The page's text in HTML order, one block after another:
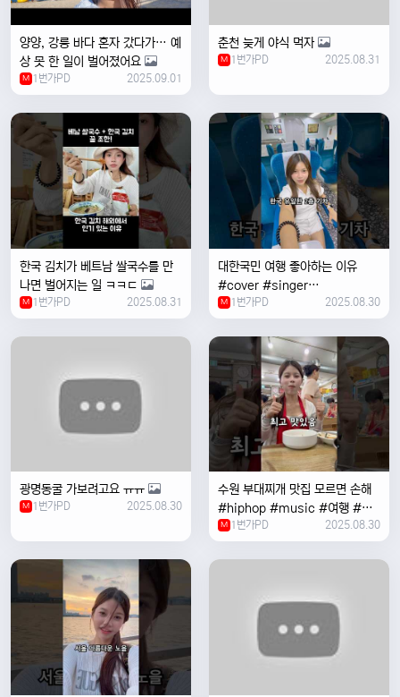
양양, 강릉 바다 혼자 갔다가… 예
상 못 한 일이 벌어졌어요
M 1번가PD 2025.09.01
춘천 늦게 야식 먹자
M 1번가PD 2025.08.31
한국 김치가 베트남 쌀국수를 만
나면 벌어지는 일 ㅋㅋㄷ
M 1번가PD 2025.08.31
대한국민 여행 좋아하는 이유
#cover #singer
#coversong #music #한국
여행 #한국
M 1번가PD 2025.08.30
광명동굴 가보려고요 ㅠㅠ
M 1번가PD 2025.08.30
수원 부대찌개 맛집 모르면 손해
#hiphop #music #여행 #맛
집 #수원 #한국여행 #베트남여
자 #혼자여행
M 1번가PD 2025.08.30